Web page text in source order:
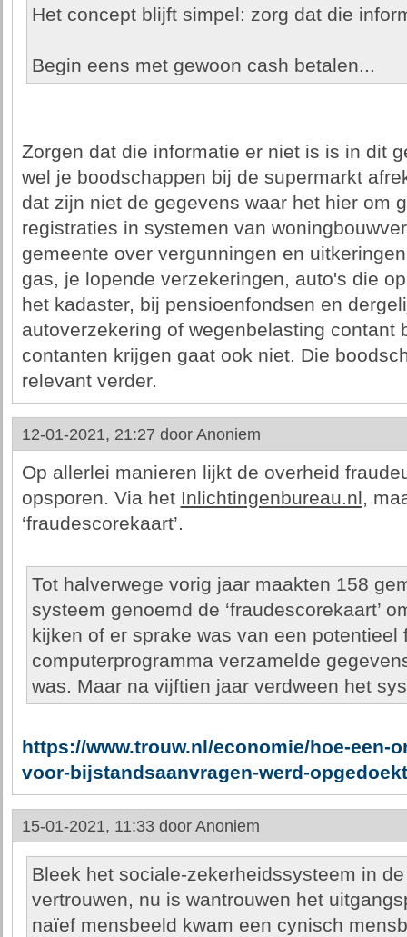
Het concept blijft simpel: zorg dat die
Begin eens met gewoon cash betalen...
Zorgen dat die informatie er niet is is in dit
wel je boodschappen bij de supermarkt
dat zijn niet de gegevens waar het hier om
registraties in systemen van
gemeente over vergunningen en
gas, je lopende verzekeringen, auto's die
het kadaster, bij pensioenfondsen en
autoverzekering of wegenbelasting contant
contanten krijgen gaat ook niet. Die
relevant verder.
12-01-2021, 21:27 door Anoniem
Op allerlei manieren lijkt de overheid
opsporen. Via het Inlichtingenbureau.nl,
‘fraudescorekaart’.
Tot halverwege vorig jaar maakten 158
systeem genoemd de ‘fraudescorekaart’
kijken of er sprake was van een potentieel
computerprogramma verzamelde
was. Maar na vijftien jaar verdween het
https://www.trouw.nl/economie/hoe-een-
voor-bijstandsaanvragen-werd-
15-01-2021, 11:33 door Anoniem
Bleek het sociale-zekerheidssysteem in
vertrouwen, nu is wantrouwen het
naïef mensbeeld kwam een cynisch